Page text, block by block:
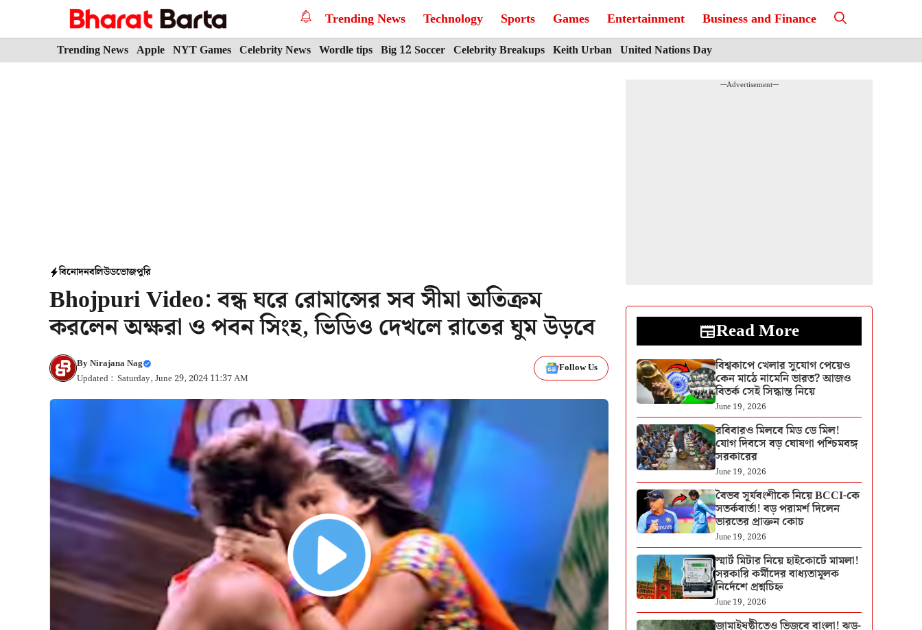
Trending News Technology Sports Games Entertainment Business and Finance
Trending News Apple NYT Games Celebrity News Wordle tips Big 12 Soccer Celebrity Breakups Keith Urban United Nations Day
বিনোদনবলিউডভোজপুরি
Bhojpuri Video: বন্ধ ঘরে রোমান্সের সব সীমা অতিক্রম
করলেন অক্ষরা ও পবন সিংহ, ভিডিও দেখলে রাতের ঘুম উড়বে
ByNirajana Nag
Updated : Saturday, June 29, 2024 11:37 AM
Follow Us
---Advertisement---
Read More
বিশ্বকাপে খেলার সুযোগ পেয়েও
কেন মাঠে নামেনি ভারত? আজও
বিতর্ক সেই সিদ্ধান্ত নিয়ে
June 19, 2026
রবিবারও মিলবে মিড ডে মিল!
যোগ দিবসে বড় ঘোষণা পশ্চিমবঙ্গ
সরকারের
June 19, 2026
বৈভব সূর্যবংশীকে নিয়ে BCCI-কে
সতর্কবার্তা! বড় পরামর্শ দিলেন
ভারতের প্রাক্তন কোচ
June 19, 2026
স্মার্ট মিটার নিয়ে হাইকোর্টে মামলা!
সরকারি কর্মীদের বাধ্যতামূলক
নির্দেশে প্রশ্নচিহ্ন
June 19, 2026
জামাইষষ্ঠীতেও ভিজবে বাংলা! ঝড়-